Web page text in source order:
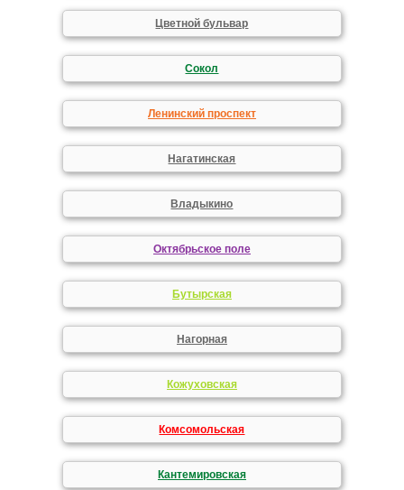
Цветной бульвар
Сокол
Ленинский проспект
Нагатинская
Владыкино
Октябрьское поле
Бутырская
Нагорная
Кожуховская
Комсомольская
Кантемировская